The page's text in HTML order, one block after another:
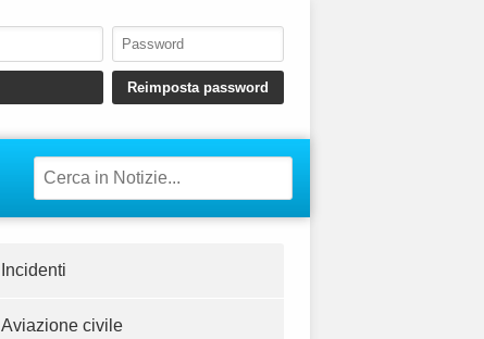
Incidenti
Aviazione civile